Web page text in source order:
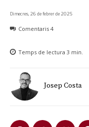
Dimecres, 26 de febrer de 2025
Comentaris 4
Temps de lectura 3 min.
Josep Costa